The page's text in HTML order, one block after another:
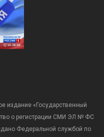
издание «Государственный
о регистрации СМИ ЭЛ № ФС
Федеральной службой по